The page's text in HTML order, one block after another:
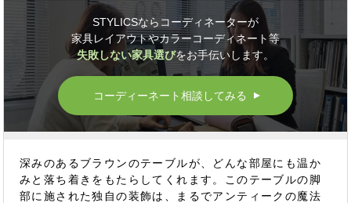
STYLICSならコーディネーターが
家具レイアウトやカラーコーディネート等
失敗しない家具選びをお手伝いします。
コーディーネート相談してみる ▲
深みのあるブラウンのテーブルが、どんな部屋にも温か
みと落ち着きをもたらしてくれます。このテーブルの脚
部に施された独自の装飾は、まるでアンティークの魔法